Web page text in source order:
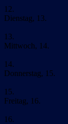
12.
Dienstag, 13.
13.
Mittwoch, 14.
14.
Donnerstag, 15.
15.
Freitag, 16.
16.